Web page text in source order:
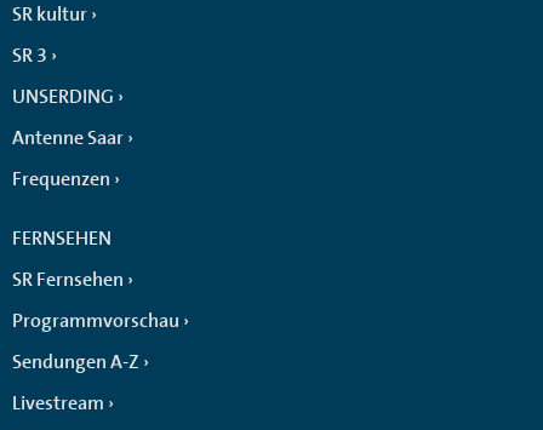
SR kultur
SR 3
UNSERDING
Antenne Saar
Frequenzen
FERNSEHEN
SR Fernsehen
Programmvorschau
Sendungen A-Z
Livestream